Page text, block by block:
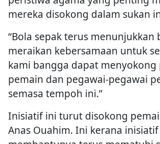
mereka disokong dalam sukan
“Bola sepak terus menunjukkan
meraikan kebersamaan untuk
kami bangga dapat menyokong
pemain dan pegawai-pegawai
semasa tempoh ini.”
Inisiatif ini turut disokong
Anas Ouahim. Ini kerana